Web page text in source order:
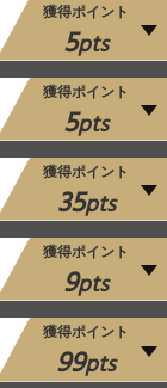
獲得ポイント
5pts
獲得ポイント
5pts
獲得ポイント
35pts
獲得ポイント
9pts
獲得ポイント
99pts